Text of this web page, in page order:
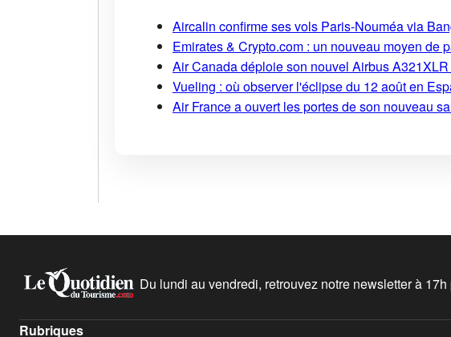
Aircalin confirme ses vols Paris-Nouméa via
Emirates & Crypto.com : un nouveau moyen de
Air Canada déploie son nouvel Airbus
Vueling : où observer l'éclipse du 12 août en
Air France a ouvert les portes de son nouveau
Du lundi au vendredi, retrouvez notre newsletter à
Rubriques